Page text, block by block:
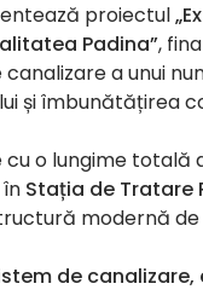
proiectul
Padina”,
a unui
și îmbunătățirea
cu o lungime totală
Stația de Tratare
modernă
de